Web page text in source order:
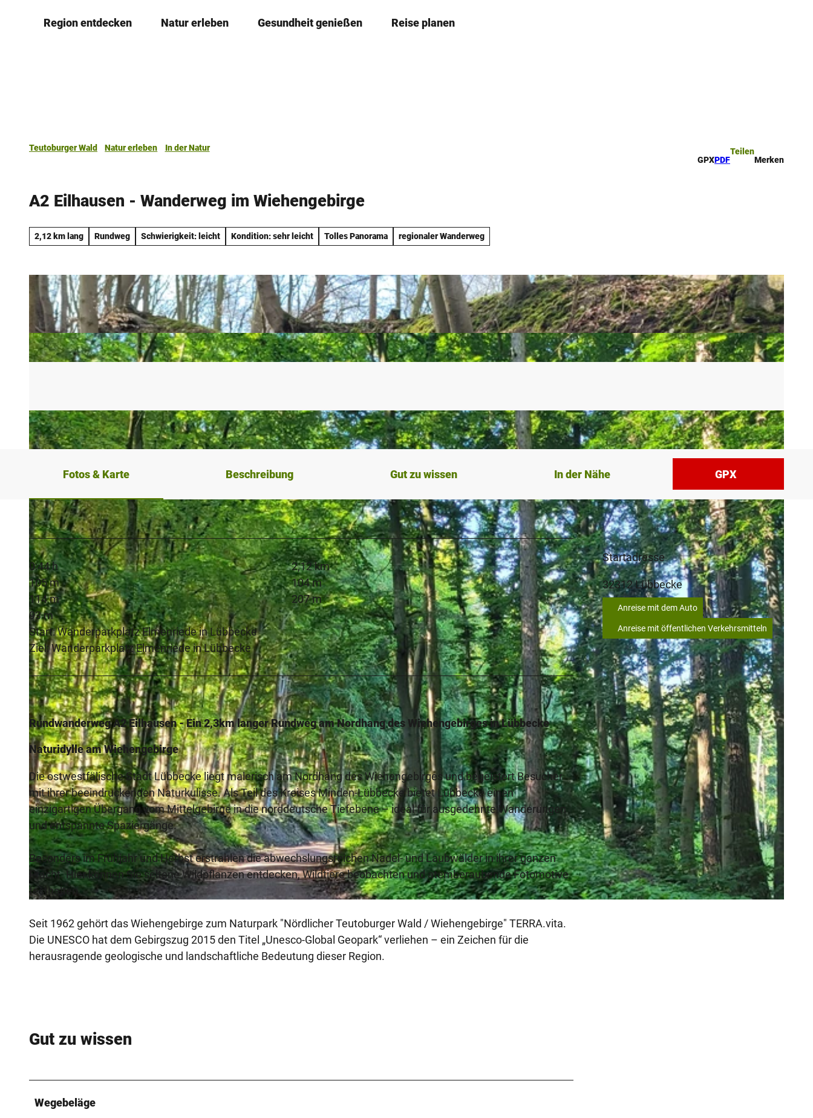
Region entdecken Natur erleben Gesundheit genießen Reise planen
Teutoburger Wald Natur erleben
In der Natur
GPXPDF
Teilen
Merken
A2 Eilhausen - Wanderweg im Wiehengebirge
2,12 km lang Rundweg Schwierigkeit: leicht Kondition: sehr leicht Tolles Panorama regionaler Wanderweg
W
a
n
d
r
p
a
e
e
Fotos & Karte Beschreibung Gut zu wissen In der Nähe GPX
0:44 h
2,12 km
105 m
104 m
114 m
207 m
93 m
Start: Wanderparkplatz Elmenriede in Lübbecke
Ziel: Wanderparkplatz Elmenriede in Lübbecke
Rundwanderweg A2 Eilhausen - Ein 2,3km langer Rundweg am Nordhang des Wiehengebirges in Lübbecke
Naturidylle am Wiehengebirge
Die ostwestfälische Stadt Lübbecke liegt malerisch am Nordhang des Wiehengebirges und begeistert Besucher
mit ihrer beeindruckenden Naturkulisse. Als Teil des Kreises Minden-Lübbecke bietet Lübbecke einen
einzigartigen Übergang vom Mittelgebirge in die norddeutsche Tiefebene – ideal für ausgedehnte Wanderungen
und entspannte Spaziergänge.
Besonders im Frühjahr und Herbst erstrahlen die abwechslungsreichen Nadel- und Laubwälder in ihrer ganzen
Pracht. Hier können Sie seltene Wildpflanzen entdecken, Wildtiere beobachten und atemberaubende Fotomotive
festhalten.
Seit 1962 gehört das Wiehengebirge zum Naturpark "Nördlicher Teutoburger Wald / Wiehengebirge" TERRA.vita.
Die UNESCO hat dem Gebirgszug 2015 den Titel „Unesco-Global Geopark“ verliehen – ein Zeichen für die
herausragende geologische und landschaftliche Bedeutung dieser Region.
Gut zu wissen
Wegebeläge
Startadresse
32312Lübbecke
Anreise mit dem Auto
Anreise mit öffentlichen Verkehrsmitteln